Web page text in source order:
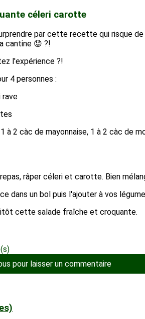
céleri carotte
par cette recette qui risque
cantine 😟 ?!
l'expérience ?!
4 personnes :
rave
1 à 2 càc de mayonnaise, 1 à 2 càc de
râper céleri et carotte. Bien
dans un bol puis l'ajouter à vos
cette salade fraîche et croquante.
pour laisser un commentaire